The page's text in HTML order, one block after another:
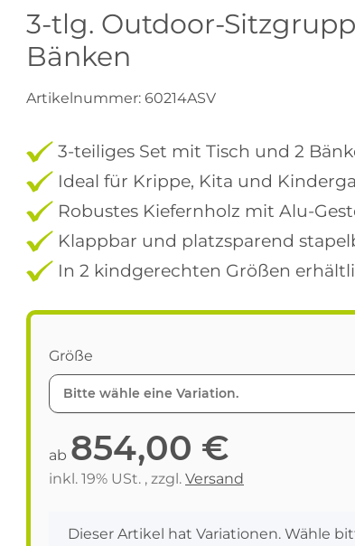
3-tlg. Outdoor-
Bänken
Artikelnummer: 60214ASV
3-teiliges Set mit Tisch und 2
Ideal für Krippe, Kita und
Robustes Kiefernholz mit Alu-
Klappbar und platzsparend
In 2 kindgerechten Größen
Größe
Bitte wähle eine Variation.
ab 854,00 €
inkl. 19% USt. , zzgl. Versand
x
Dieser Artikel hat Variationen. Wähle